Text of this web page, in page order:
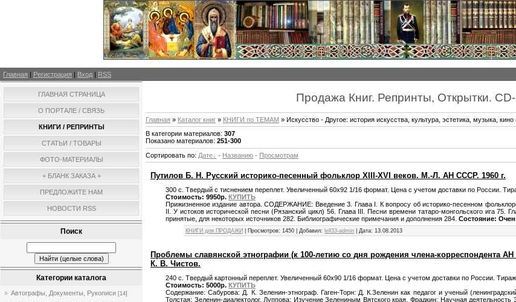
Главная | Регистрация | Вход | RSS
ГЛАВНАЯ СТРАНИЦА
О ПОРТАЛЕ / СВЯЗЬ
КНИГИ / РЕПРИНТЫ
СТАТЬИ / ТОВАРЫ
ФОТО-МАТЕРИАЛЫ
+ БЛАНК ЗАКАЗА +
ПРЕДЛОЖИТЕ НАМ
НОВОСТИ RSS
Поиск
Категории каталога
Автографы, Документы, Рукописи [14]
Продажа Книг. Репринты, Открытки.
Главная » Каталог книг » КНИГИ по ТЕМАМ » Искусствo - Другое: история искусства, культура, эстетика, музыка, кино
В категории материалов: 307
Показано материалов: 251-300
Сортировать по: Дате · Названию · Просмотрам
Путилов Б. Н. Русский историко-песенный фольклор XIII-XVI веков. М.-Л. АН СССР. 1960 г.
300 с. Твердый с тиснением переплет. Увеличенный 60х92 1/16 формат. Цена с учетом доставки по России.
Стоимость: 9950р. КУПИТЬ
Прижизненное издание автора. СОДЕРЖАНИЕ: Введение 3. Глава I. К вопросу об историко-песенном
II. У истоков исторической песни (Рязанский цикл) 56. Глава III. Песни времени татаро-монгольского ига 75.
принятые, для некоторых источников 282. Библиографические примечания и дополнения 284. Состояние:
КНИГИ для ПРОДАЖИ | Просмотров: 1450 | Добавил: lell33-admin | Дата: 13.08.2013
Проблемы славянской этнографии (к 100-летию со дня рождения члена-корреспондента
К. В. Чистов.
240 с. Твердый картонный переплет. Увеличенный 60х90 1/16 формат. Цена с учетом доставки по России. Тираж
Стоимость: 5000р. КУПИТЬ
Содержание: Сабурова: Д. К. Зеленин-этнограф. Гаген-Торн: Д. К.Зеленин как педагог и ученый
Толстая: Зеленин-диалектолог. Луппова: Изучение Зелениным Вятского края. Фрадкин: Научная